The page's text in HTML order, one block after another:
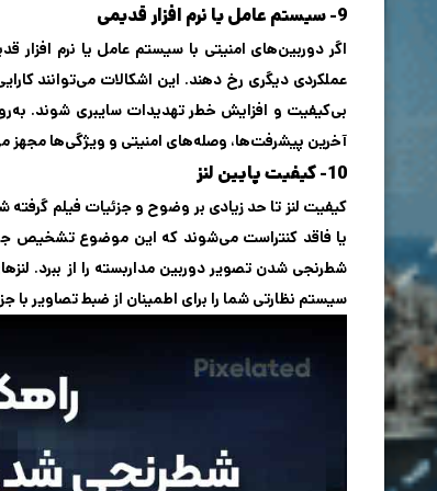
9- سیستم عامل یا نرم افزار قدیمی
اگر دوربین‌های امنیتی با سیستم عامل یا نرم
عملکردی دیگری رخ دهند. این اشکالات می‌توانند
بی‌کیفیت و افزایش خطر تهدیدات سایبری شوند.
آخرین پیشرفت‌ها، وصله‌های امنیتی و ویژگی‌ها مجهز
10- کیفیت پایین لنز
کیفیت لنز تا حد زیادی بر وضوح و جزئیات فیلم
یا فاقد کنتراست می‌شوند که این موضوع تشخیص
شطرنجی شدن تصویر دوربین مداربسته را از ببرد.
سیستم نظارتی شما را برای اطمینان از ضبط تصاویر